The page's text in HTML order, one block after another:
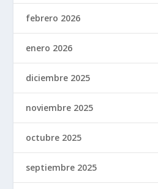
febrero 2026
enero 2026
diciembre 2025
noviembre 2025
octubre 2025
septiembre 2025